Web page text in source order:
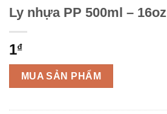
Ly nhựa PP 500ml – 16oz
1₫
MUA SẢN PHẨM